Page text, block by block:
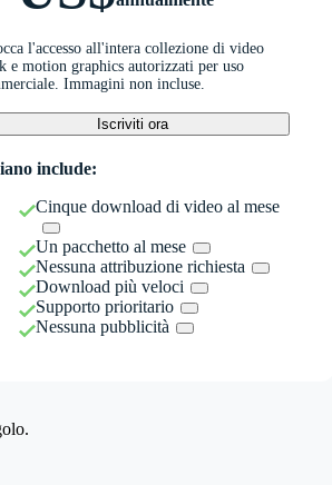
l'accesso all'intera collezione di video
e motion graphics autorizzati per uso
Immagini non incluse.
Iscriviti ora
include:
Cinque download di video al mese
Un pacchetto al mese
Nessuna attribuzione richiesta
Download più veloci
Supporto prioritario
Nessuna pubblicità